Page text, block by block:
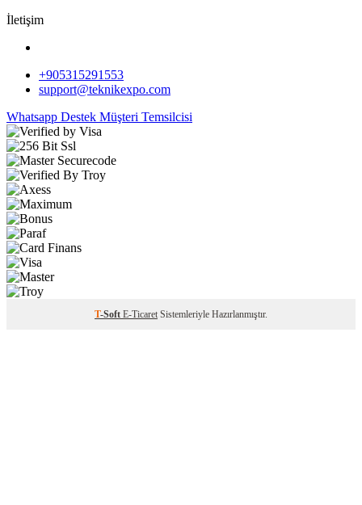
İletişim
+905315291553
support@teknikexpo.com
Whatsapp Destek Müşteri Temsilcisi
T-Soft E-Ticaret Sistemleriyle Hazırlanmıştır.